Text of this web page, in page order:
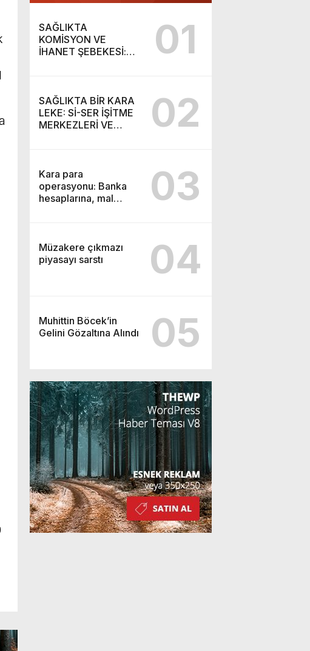
SAĞLIKTA
KOMİSYON VE
İHANET ŞEBEKESİ:
VURGUNU!
01
SAĞLIKTA BİR KARA
LEKE: Sİ-SER İŞİTME
MERKEZLERİ VE
02
Kara para
operasyonu: Banka
hesaplarına, mal
03
Müzakere çıkmazı
piyasayı sarstı
04
Muhittin Böcek’in
Gelini Gözaltına Alındı
05